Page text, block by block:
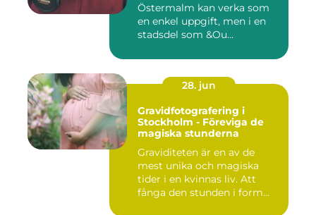
Östermalm kan verka som
en enkel uppgift, men i en
stadsdel som &Ou...
28. jun
Gravidfotografering i
Stockholm - Föreviga de
magiska stunderna
Graviditeten är en av de
mest unika och magiska
tider i en kvinnas liv. Att
fånga den stunden i form...